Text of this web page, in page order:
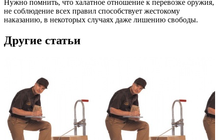
Нужно помнить, что халатное отношение к перевозке оружия,
не соблюдение всех правил способствует жестокому
наказанию, в некоторых случаях даже лишению свободы.
Другие статьи